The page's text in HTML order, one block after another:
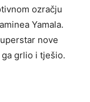
ozračju
Yamala.
nove
grlio i tješio.